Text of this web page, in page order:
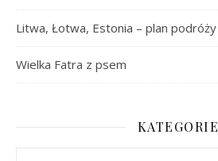
Litwa, Łotwa, Estonia – plan podróży
Wielka Fatra z psem
KATEGORIE